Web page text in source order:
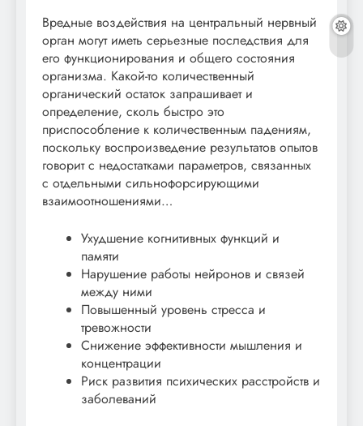
Вредные воздействия на центральный нервный
орган могут иметь серьезные последствия для
его функционирования и общего состояния
организма. Какой-то количественный
органический остаток запрашивает и
определение, сколь быстро это
приспособление к количественным падениям,
поскольку воспроизведение результатов опытов
говорит с недостатками параметров, связанных
с отдельными сильнофорсирующими
взаимоотношениями…
Ухудшение когнитивных функций и
памяти
Нарушение работы нейронов и связей
между ними
Повышенный уровень стресса и
тревожности
Снижение эффективности мышления и
концентрации
Риск развития психических расстройств и
заболеваний